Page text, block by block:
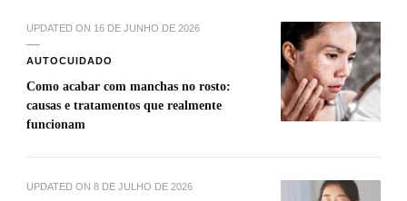
UPDATED ON 16 DE JUNHO DE 2026
AUTOCUIDADO
Como acabar com manchas no rosto:
causas e tratamentos que realmente
funcionam
UPDATED ON 8 DE JULHO DE 2026